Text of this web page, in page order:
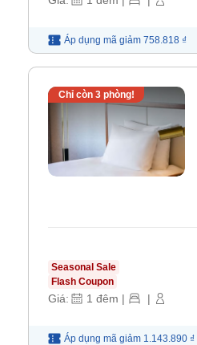
Áp dụng mã giảm 758.818 ₫
Chỉ còn 3phòng!
Seasonal Sale
Flash Coupon
Giá: 1 đêm | |
Áp dụng mã giảm 1.143.890 ₫